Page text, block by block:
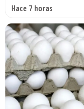
Hace 7 horas